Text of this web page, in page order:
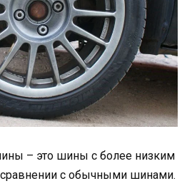
– это шины с более низким
с обычными шинами.